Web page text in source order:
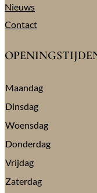
Nieuws
Contact
Maandag
Dinsdag
Woensdag
Donderdag
Vrijdag
Zaterdag